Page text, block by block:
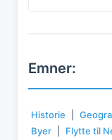
Emner:
Historie
Byer
Flytte til